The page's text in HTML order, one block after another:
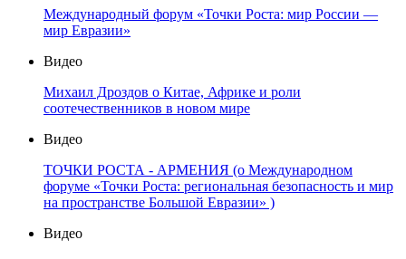
Международный форум «Точки Роста: мир России —
мир Евразии»
Видео
Михаил Дроздов о Китае, Африке и роли
соотечественников в новом мире
Видео
ТОЧКИ РОСТА - АРМЕНИЯ (о Международном
форуме «Точки Роста: региональная безопасность и мир
на пространстве Большой Евразии» )
Видео